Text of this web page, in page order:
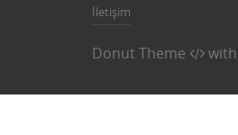
İletişim
Donut Theme with